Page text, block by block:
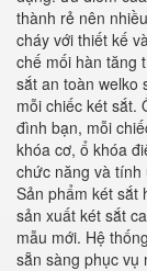
thành rẻ nên
cháy với thiết kế
chế mối hàn tăng
sắt an toàn welko
mỗi chiếc két sắt.
đình bạn, mỗi
khóa cơ, ổ khóa
chức năng và tính
Sản phẩm két sắt
sản xuất két sắt
mẫu mới. Hệ
sẵn sàng phục vụ